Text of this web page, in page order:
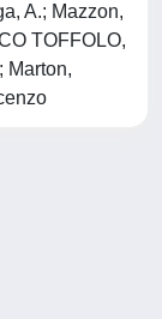
A.; Mazzon,
TOFFOLO,
Marton,